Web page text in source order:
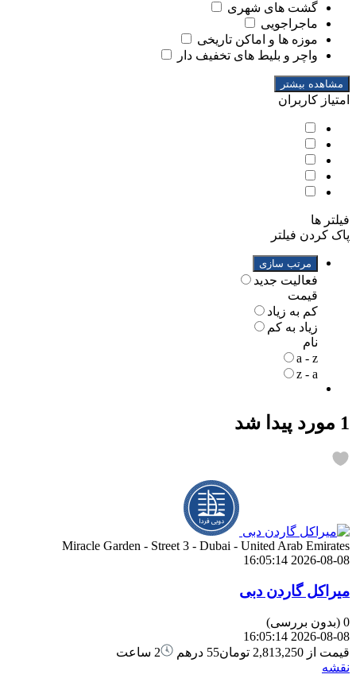
گشت های شهری
ماجراجویی
موزه ها و اماکن تاریخی
واچر و بلیط های تخفیف دار
مشاهده بیشتر
امتیاز کاربران
فیلتر ها
پاک کردن فیلتر
مرتب سازی
فعالیت جدید
قیمت
کم به زیاد
زیاد به کم
نام
a - z
z - a
1 مورد پیدا شد
Miracle Garden - Street 3 - Dubai - United Arab Emirates
2026-08-08 16:05:14
میراکل گاردن دبی
0 (بدون بررسی)
2026-08-08 16:05:14
قیمت از
55 درهم
2 ساعت
نقشه